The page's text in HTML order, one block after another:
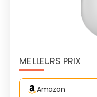
MEILLEURS PRIX
Amazon